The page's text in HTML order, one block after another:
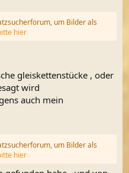
um Bilder als
hier
gleiskettenstücke , oder
wird
auch mein
um Bilder als
hier